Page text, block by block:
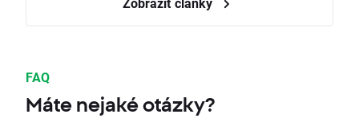
FAQ
Máte nejaké otázky?